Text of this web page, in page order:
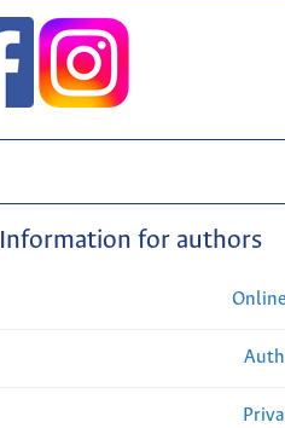
Information for authors